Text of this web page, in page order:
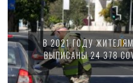
В 2021 ГОДУ
ВЫПИСАНЫ 24 378